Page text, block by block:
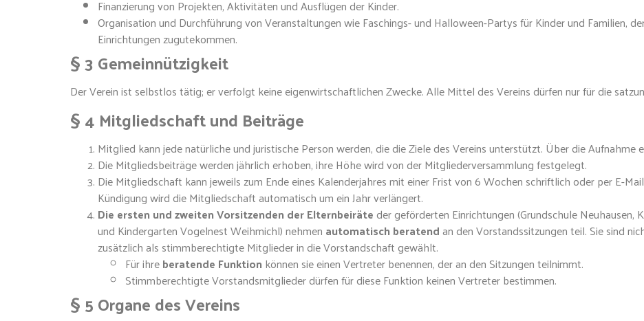
Finanzierung von Projekten, Aktivitäten und Ausflügen der Kinder.
Organisation und Durchführung von Veranstaltungen wie Faschings- und Halloween-Partys für Kinder und Familien,
Einrichtungen zugutekommen.
§ 3 Gemeinnützigkeit
Der Verein ist selbstlos tätig; er verfolgt keine eigenwirtschaftlichen Zwecke. Alle Mittel des Vereins dürfen nur für die
§ 4 Mitgliedschaft und Beiträge
Mitglied kann jede natürliche und juristische Person werden, die die Ziele des Vereins unterstützt. Über die Aufnahme
Die Mitgliedsbeiträge werden jährlich erhoben, ihre Höhe wird von der Mitgliederversammlung festgelegt.
Die Mitgliedschaft kann jeweils zum Ende eines Kalenderjahres mit einer Frist von 6 Wochen schriftlich oder per E-
Kündigung wird die Mitgliedschaft automatisch um ein Jahr verlängert.
Die ersten und zweiten Vorsitzenden der Elternbeiräte der geförderten Einrichtungen (Grundschule
und Kindergarten Vogelnest Weihmichl) nehmen automatisch beratendan den Vorstandssitzungen teil. Sie sind
zusätzlich als stimmberechtigte Mitglieder in die Vorstandschaft gewählt.
Für ihreberatende Funktion können sie einen Vertreter benennen, der an den Sitzungen teilnimmt.
Stimmberechtigte Vorstandsmitglieder dürfen für diese Funktion keinen Vertreter bestimmen.
§ 5 Organe des Vereins